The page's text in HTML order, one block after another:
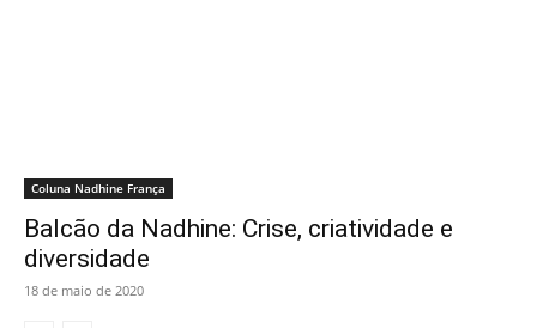
Coluna Nadhine França
Balcão da Nadhine: Crise, criatividade e
diversidade
18 de maio de 2020